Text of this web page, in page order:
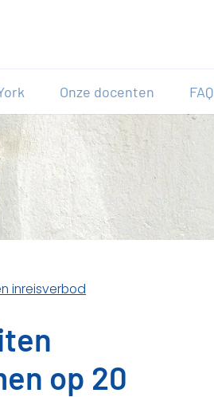
Onze docenten FAQ
inreisverbod
op 20